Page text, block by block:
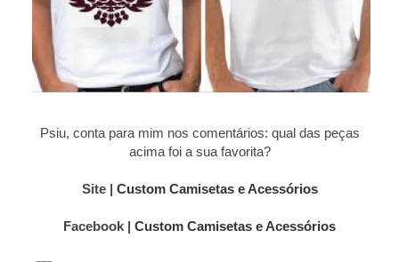
Psiu, conta para mim nos comentários: qual das peças
acima foi a sua favorita?
Site | Custom Camisetas e Acessórios
Facebook | Custom Camisetas e Acessórios